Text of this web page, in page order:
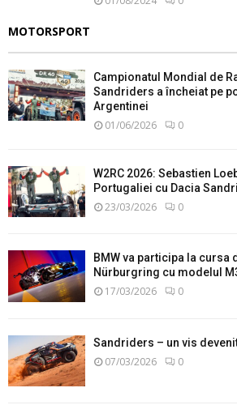
MOTORSPORT
Campionatul Mondial de
Sandriders a încheiat pe
Argentinei
01/06/2026 0
W2RC 2026: Sebastien
Portugaliei cu Dacia
23/03/2026 0
BMW va participa la cursa
Nürburgring cu modelul
17/03/2026 0
Sandriders – un vis
07/03/2026 0